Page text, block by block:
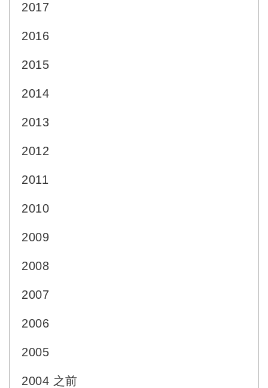
2017
2016
2015
2014
2013
2012
2011
2010
2009
2008
2007
2006
2005
2004 之前